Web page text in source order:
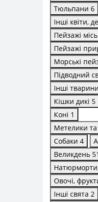
Тюльпани 6
Інші квіти,
Пейзажі
Пейзажі
Морські
Підводний
Інші тварини
Кішки дикі 5
Коні 1
Метелики та
Собаки 4
Великдень 51
Овочі,
Інші свята 2